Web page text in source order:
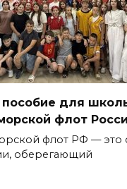
для
флот
флот РФ — это
оберегающий